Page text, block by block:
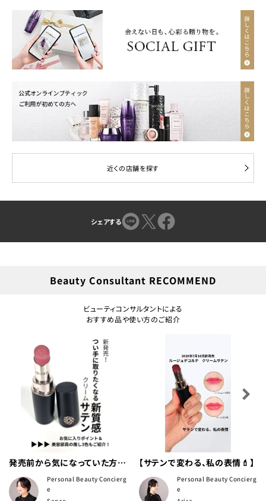
近くの店舗を探す
シェアする
Beauty Consultant RECOMMEND
ビューティコンサルタントによる
おすすめ品や使い方のご紹介
発売前から気になっていた方も
いらっしゃるのではないでしょ
うか✨
Personal Beauty Concierg
e
【サテンで変わる、私の表情💄】
Personal Beauty Concierg
e